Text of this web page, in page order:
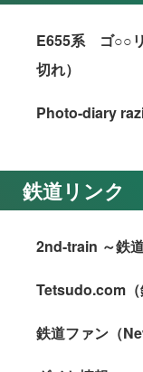
E655系 ゴ○○
切れ）
Photo-diary
鉄道リンク
2nd-train ～鉄
Tetsudo.com（
鉄道ファン（